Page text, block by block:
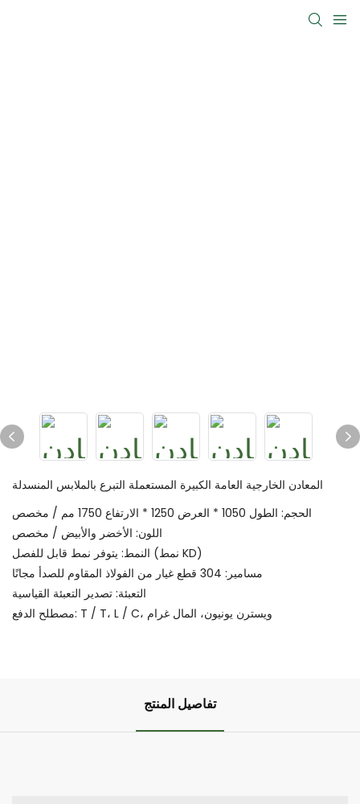
المعادن الخارجية العامة الكبيرة المستعملة التبرع بالملابس المنسدلة
الحجم: الطول 1050 * العرض 1250 * الارتفاع 1750 مم / مخصص
اللون: الأخضر والأبيض / مخصص
النمط: يتوفر نمط قابل للفصل (نمط KD)
مسامير: 304 قطع غيار من الفولاذ المقاوم للصدأ مجانًا
التعبئة: تصدير التعبئة القياسية
مصطلح الدفع: T / T، L / C، ويسترن يونيون، المال غرام
تفاصيل المنتج